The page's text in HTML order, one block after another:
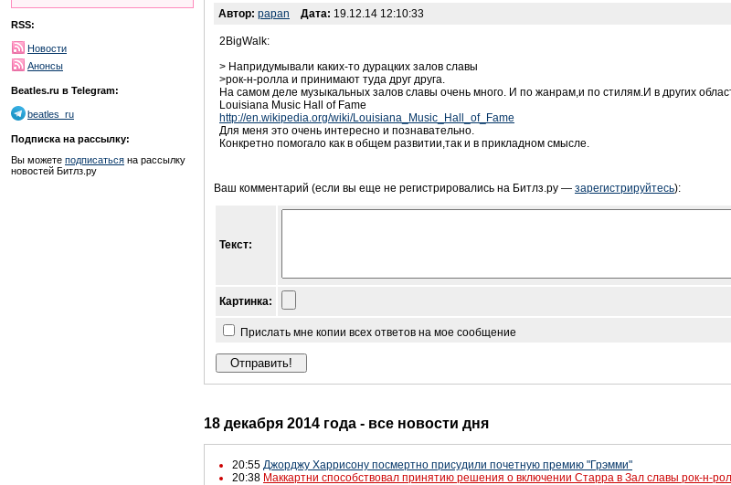
RSS:
Новости
Анонсы
Beatles.ru в Telegram:
beatles_ru
Подписка на рассылку:
Вы можете подписаться на рассылку
новостей Битлз.ру
Автор: papan Дата: 19.12.14 12:10:33
2BigWalk:
> Напридумывали каких-то дурацких залов славы
>рок-н-ролла и принимают туда друг друга.
На самом деле музыкальных залов славы очень много. И по жанрам,и по стилям.И в других
Louisiana Music Hall of Fame
http://en.wikipedia.org/wiki/Louisiana_Music_Hall_of_Fame
Для меня это очень интересно и познавательно.
Конкретно помогало как в общем развитии,так и в прикладном смысле.
Ваш комментарий (если вы еще не регистрировались на Битлз.ру — зарегистрируйтесь):
Текст:
Картинка:
Прислать мне копии всех ответов на мое сообщение
18 декабря 2014 года - все новости дня
20:55 Джорджу Харрисону посмертно присудили почетную премию "Грэмми"
20:38 Маккартни способствовал принятию решения о включении Старра в Зал славы рок-н-